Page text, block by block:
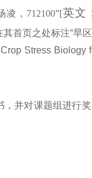
凌，712100”[英文
其首页之处标注“旱
Stress Biology
并对课题组进行